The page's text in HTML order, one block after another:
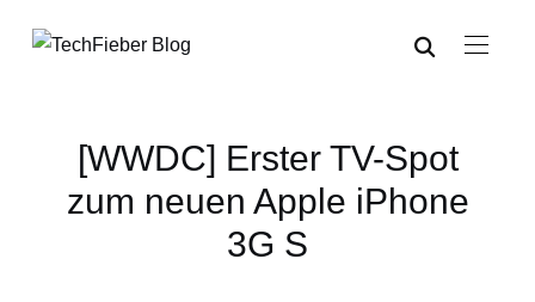
[WWDC] Erster TV-Spot
zum neuen Apple iPhone
3G S